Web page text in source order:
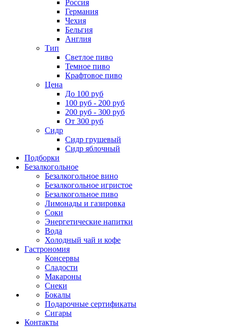
Россия
Германия
Чехия
Бельгия
Англия
Тип
Светлое пиво
Темное пиво
Крафтовое пиво
Цена
До 100 руб
100 руб - 200 руб
200 руб - 300 руб
От 300 руб
Сидр
Сидр грушевый
Сидр яблочный
Подборки
Безалкогольное
Безалкогольное вино
Безалкогольное игристое
Безалкогольное пиво
Лимонады и газировка
Соки
Энергетические напитки
Вода
Холодный чай и кофе
Гастрономия
Консервы
Сладости
Макароны
Снеки
Бокалы
Подарочные сертификаты
Сигары
Контакты